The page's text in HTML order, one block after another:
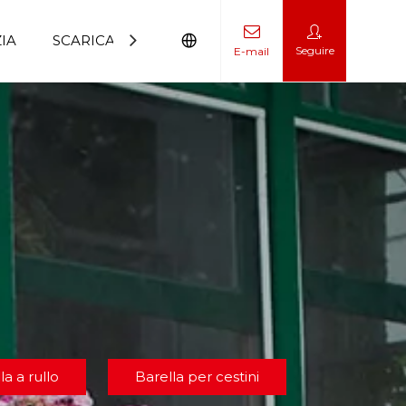
SCARICAMENTO CONTATTACI
E-mail Seguire
a rullo Barella per cestini